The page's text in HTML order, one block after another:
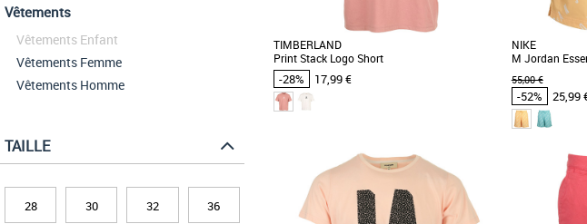
Vêtements
Vêtements Enfant
Vêtements Femme
Vêtements Homme
TAILLE
28 30 32 36
TIMBERLAND
Print Stack Logo Short
-28% 17,99 €
Vêtements pas cher et Promos Vêtements
Le T-shirt Timberland Print Stack Logo Short
allie confort et style pour une allure moderne et
décontractée. [...]
NIKE
M Jordan
55,00 €
-52% 25,99
XL
Vêtements
Un style J-O-
short léger
imprimé [...]